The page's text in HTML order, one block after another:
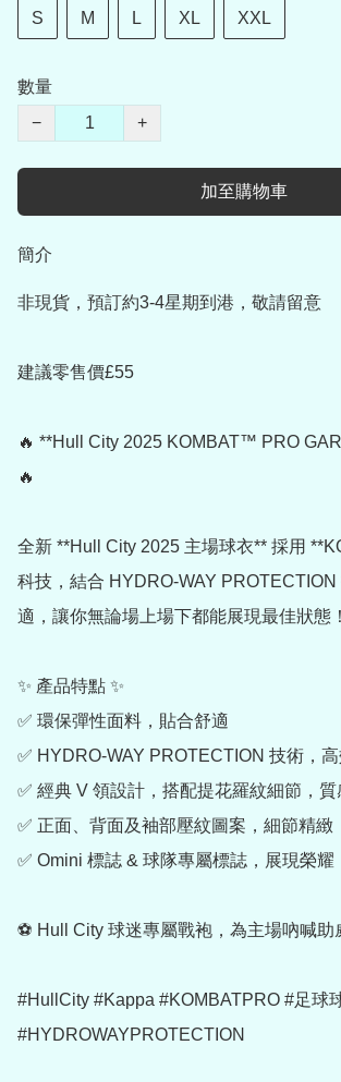
S M L XL XXL
數量
−
+
加至購物車
簡介
非現貨，預訂約3-4星期到港，敬請留意
建議零售價£55
🔥 **Hull City 2025 KOMBAT™ PRO
🔥
全新 **Hull City 2025 主場球衣** 採用
科技，結合 HYDRO-WAY PROTECTION
適，讓你無論場上場下都能展現最佳狀態
✨ 產品特點 ✨
✅ 環保彈性面料，貼合舒適
✅ HYDRO-WAY PROTECTION 技術，
✅ 經典 V 領設計，搭配提花羅紋細節，質
✅ 正面、背面及袖部壓紋圖案，細節精緻
✅ Omini 標誌 & 球隊專屬標誌，展現榮耀
⚽ Hull City 球迷專屬戰袍，為主場吶喊助
#HullCity #Kappa #KOMBATPRO #足球
#HYDROWAYPROTECTION